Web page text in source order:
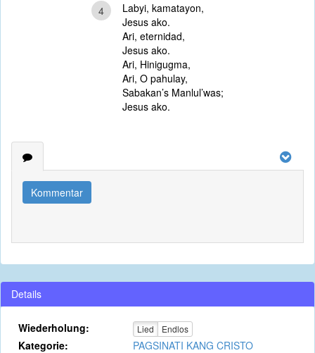
4
Labyi, kamatayon,
Jesus ako.
Ari, eternidad,
Jesus ako.
Ari, Hinigugma,
Ari, O pahulay,
Sabakan’s Manlul’was;
Jesus ako.
Kommentar
Details
Wiederholung: Lied Endlos
Kategorie:
PAGSINATI KANG CRISTO